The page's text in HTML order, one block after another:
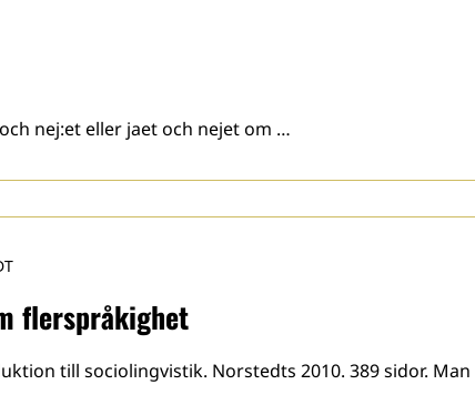
nej:et eller jaet och nejet om …
flerspråkighet
till sociolingvistik. Norstedts 2010. 389 sidor.